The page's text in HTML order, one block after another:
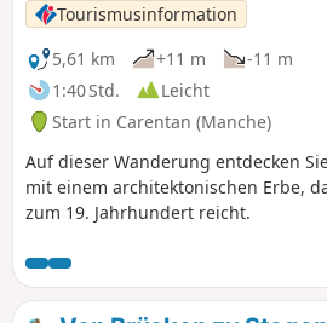
Tourismusinformation
5,61 km
+11 m
-11 m
1:40 Std.
Leicht
Start in Carentan (Manche)
Auf dieser Wanderung entdecken
mit einem architektonischen Erbe,
zum 19. Jahrhundert reicht.